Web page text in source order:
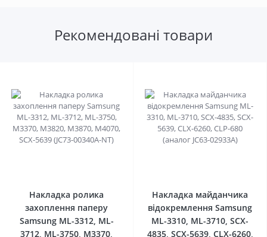
Рекомендовані товари
Накладка ролика
захоплення паперу
Samsung ML-3312, ML-
3712, ML-3750, M3370,
Накладка майданчика
відокремлення Samsung
ML-3310, ML-3710, SCX-
4835, SCX-5639, CLX-6260,